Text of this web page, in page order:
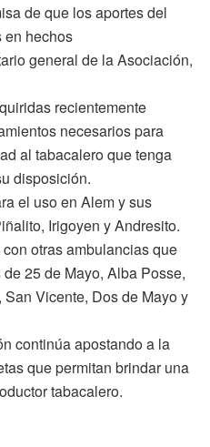
de que los aportes del
en hechos
general de la Asociación,
recientemente
necesarios para
al tabacalero que tenga
disposición.
el uso en Alem y sus
Irigoyen y Andresito.
otras ambulancias que
25 de Mayo, Alba Posse,
Vicente, Dos de Mayo y
continúa apostando a la
que permitan brindar una
tabacalero.